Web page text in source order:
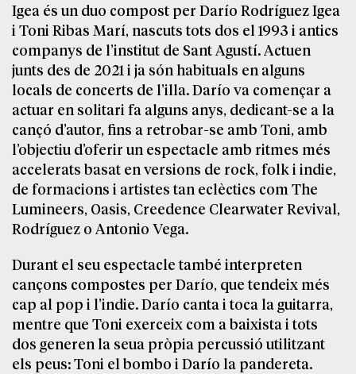
Igea és un duo compost per Darío Rodríguez Igea
i Toni Ribas Marí, nascuts tots dos el 1993 i antics
companys de l’institut de Sant Agustí. Actuen
junts des de 2021 i ja són habituals en alguns
locals de concerts de l’illa. Darío va començar a
actuar en solitari fa alguns anys, dedicant-se a la
cançó d’autor, fins a retrobar-se amb Toni, amb
l’objectiu d’oferir un espectacle amb ritmes més
accelerats basat en versions de rock, folk i indie,
de formacions i artistes tan eclèctics com The
Lumineers, Oasis, Creedence Clearwater Revival,
Rodríguez o Antonio Vega.
Durant el seu espectacle també interpreten
cançons compostes per Darío, que tendeix més
cap al pop i l’indie. Darío canta i toca la guitarra,
mentre que Toni exerceix com a baixista i tots
dos generen la seua pròpia percussió utilitzant
els peus: Toni el bombo i Darío la pandereta.